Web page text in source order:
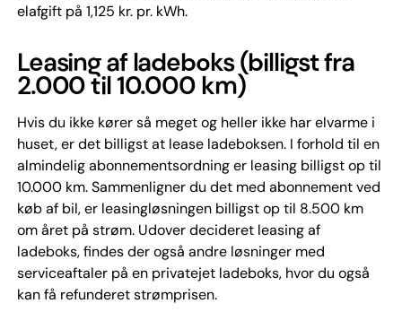
elafgift på 1,125 kr. pr. kWh.
Leasing af ladeboks (billigst fra
2.000 til 10.000 km)
Hvis du ikke kører så meget og heller ikke har elvarme i
huset, er det billigst at lease ladeboksen. I forhold til en
almindelig abonnementsordning er leasing billigst op til
10.000 km. Sammenligner du det med abonnement ved
køb af bil, er leasingløsningen billigst op til 8.500 km
om året på strøm. Udover decideret leasing af
ladeboks, findes der også andre løsninger med
serviceaftaler på en privatejet ladeboks, hvor du også
kan få refunderet strømprisen.